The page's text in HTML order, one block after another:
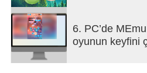
• Günlük ödüller!
- Oynarken wow diyeceğiniz
• Ekstra kelime toplayarak
• Çözemediğin bulmacalar
• Çok özel grafikler ve
6. PC’de
oyunun keyfini